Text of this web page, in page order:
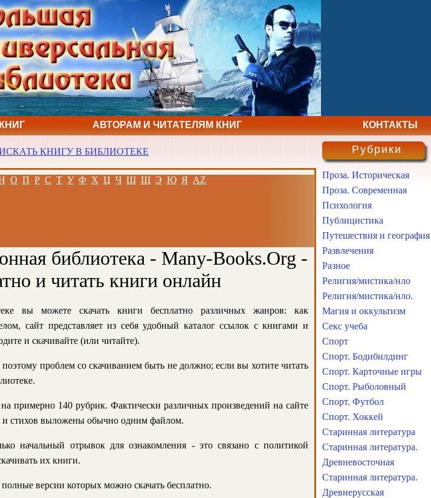
АВТОРАМ И ЧИТАТЕЛЯМ КНИГ КОНТАКТЫ
КНИГУ В БИБЛИОТЕКЕ
О П Р С Т У Ф Х Ц Ч Ш Щ Э Ю Я AZ
библиотека - Many-Books.Org -
и читать книги онлайн
вы можете скачать книги бесплатно различных жанров: как
сайт представляет из себя удобный каталог ссылок с книгами и
и скачивайте (или читайте).
проблем со скачиванием быть не должно; если вы хотите читать
примерно 140 рубрик. Фактически различных произведений на сайте
и стихов выложены обычно одним файлом.
начальный отрывок для ознакомления - это связано с политикой
их книги.
версии которых можно скачать бесплатно.
Рубрики
Проза. Историческая
Проза. Современная
Психология
Публицистика
Путешествия и география
Развлечения
Разное
Религия/мистика/нло
Религия/мистика/нло.
Магия и оккультизм
Секс учеба
Спорт
Спорт. Бодибилдинг
Спорт. Карточные игры
Спорт. Рыболовный
Спорт. Футбол
Спорт. Хоккей
Старинная литература
Старинная литература.
Древневосточная
Старинная литература.
Древнерусская